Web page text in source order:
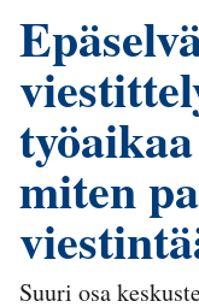
miten
Suuri osa